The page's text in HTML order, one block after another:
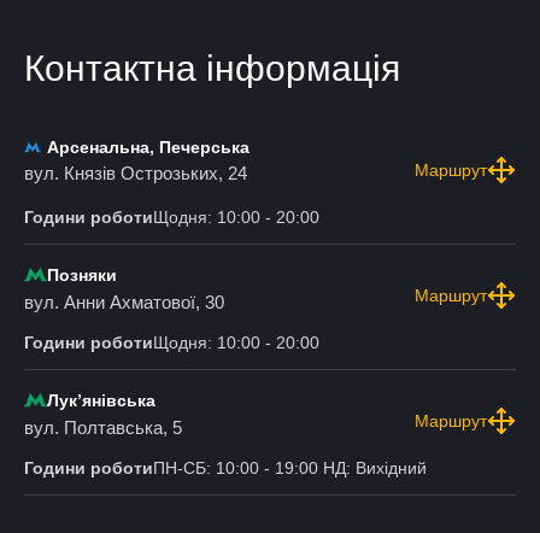
Контактна інформація
Арсенальна, Печерська
вул. Князів Острозьких, 24 Маршрут
Години роботиЩодня: 10:00 - 20:00
Позняки
вул. Анни Ахматової, 30 Маршрут
Години роботиЩодня: 10:00 - 20:00
Лукʼянівська
вул. Полтавська, 5 Маршрут
Години роботиПН-СБ: 10:00 - 19:00 НД: Вихідний